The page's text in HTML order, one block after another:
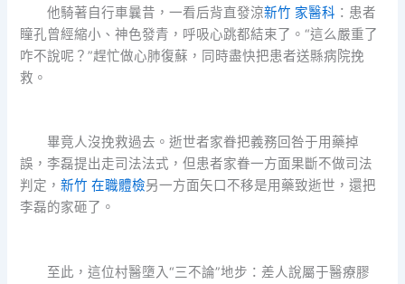
他騎著自行車曩昔，一看后背直發涼新竹 家醫科 ：患者
瞳孔曾經縮小、神色發青，呼吸心跳都結束了。“這么嚴重了
咋不說呢？”趕忙做心肺復蘇，同時盡快把患者送縣病院挽
救。
畢竟人沒挽救過去。逝世者家眷把義務回咎于用藥掉
誤，李磊提出走司法法式，但患者家眷一方面果斷不做司法
判定，新竹 在職體檢另一方面矢口不移是用藥致逝世，還把
李磊的家砸了。
至此，這位村醫墮入“三不論”地步：差人說屬于醫療膠